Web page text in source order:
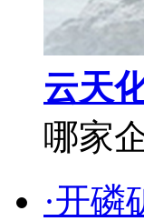
云天
哪家
·开